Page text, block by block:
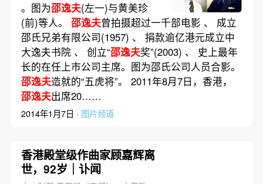
。图为邵逸夫(左一)与黄美珍
(前)等人。 邵逸夫曾拍摄超过一千部电影 、 成立
邵氏兄弟有限公司(1957) 、 捐款逾亿港元成立中
大逸夫书院 、 创立“邵逸夫奖”(2003) 、 史上最年
长的在任上市公司主席。图为邵氏公司人员合影。
邵逸夫造就的“五虎将”。 2011年8月7日，香港，
邵逸夫出席20……
2014年1月7日 · 图片频道
香港殿堂级作曲家顾嘉辉离
世，92岁｜讣闻